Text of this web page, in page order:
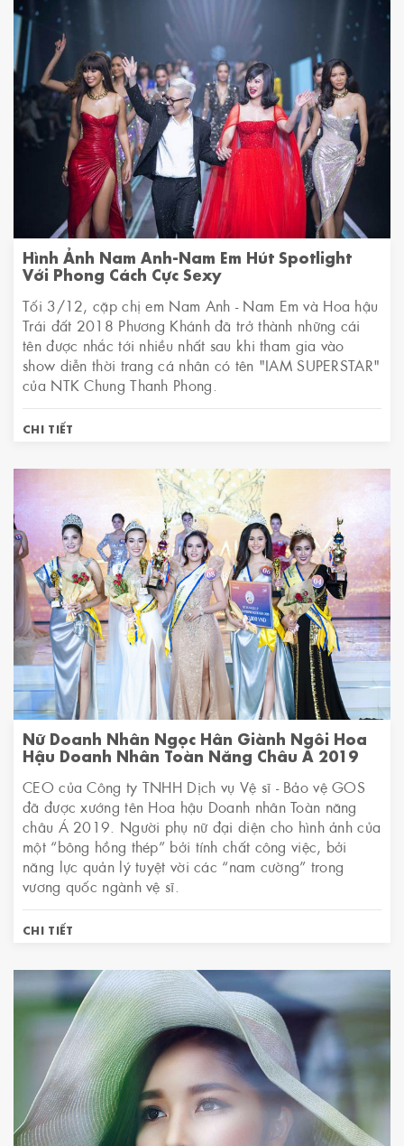
Hình Ảnh Nam Anh-Nam Em Hút Spotlight
Với Phong Cách Cực Sexy
Tối 3/12, cặp chị em Nam Anh - Nam Em và Hoa hậu
Trái đất 2018 Phương Khánh đã trở thành những cái
tên được nhắc tới nhiều nhất sau khi tham gia vào
show diễn thời trang cá nhân có tên "IAM SUPERSTAR"
của NTK Chung Thanh Phong.
CHI TIẾT
Nữ Doanh Nhân Ngọc Hân Giành Ngôi Hoa
Hậu Doanh Nhân Toàn Năng Châu Á 2019
CEO của Công ty TNHH Dịch vụ Vệ sĩ - Bảo vệ GOS
đã được xướng tên Hoa hậu Doanh nhân Toàn năng
châu Á 2019. Người phụ nữ đại diện cho hình ảnh của
một “bông hồng thép” bởi tính chất công việc, bởi
năng lực quản lý tuyệt vời các “nam cường” trong
vương quốc ngành vệ sĩ.
CHI TIẾT